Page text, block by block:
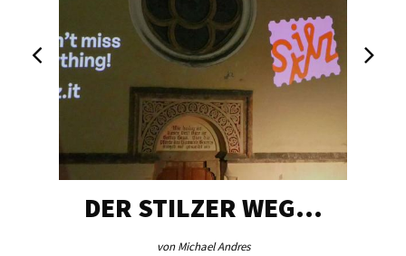
DER STILZER WEG…
von Michael Andres